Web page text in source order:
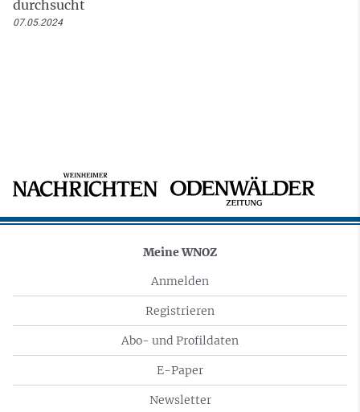
durchsucht
07.05.2024
Meine WNOZ
Anmelden
Registrieren
Abo- und Profildaten
E-Paper
Newsletter